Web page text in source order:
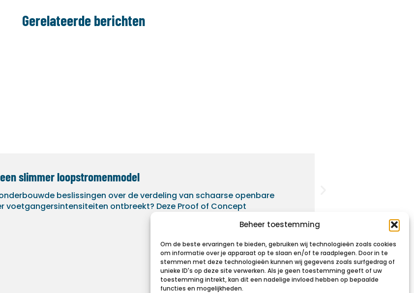
Beheer toestemming
Om de beste ervaringen te bieden, gebruiken wij technologieën zoals cookies
om informatie over je apparaat op te slaan en/of te raadplegen. Door in te
stemmen met deze technologieën kunnen wij gegevens zoals surfgedrag of
unieke ID's op deze site verwerken. Als je geen toestemming geeft of uw
toestemming intrekt, kan dit een nadelige invloed hebben op bepaalde
functies en mogelijkheden.
Gerelateerde berichten
slimmer loopstromenmodel
beslissingen over de verdeling van schaarse openbare
voetgangersintensiteiten ontbreekt? Deze Proof of Concept